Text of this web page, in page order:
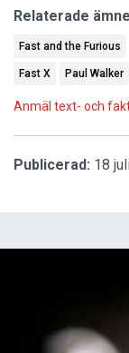
Relaterade
Fast and the Furious
Fast X Paul Walker
Anmäl text- och
Publicerad: 18